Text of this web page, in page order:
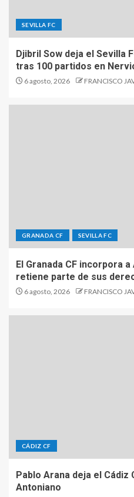
SEVILLA FC
Djibril Sow deja el Sevilla
tras 100 partidos en
6 agosto, 2026 FRANCISCO
GRANADA CF SEVILLA FC
El Granada CF incorpora
retiene parte de sus
6 agosto, 2026 FRANCISCO
CÁDIZ CF
Pablo Arana deja el
Antoniano